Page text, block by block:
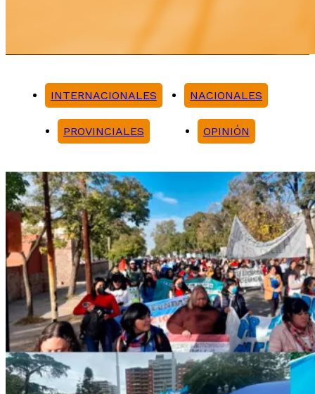
Noticias
INTERNACIONALES NACIONALES
PROVINCIALES OPINIÓN